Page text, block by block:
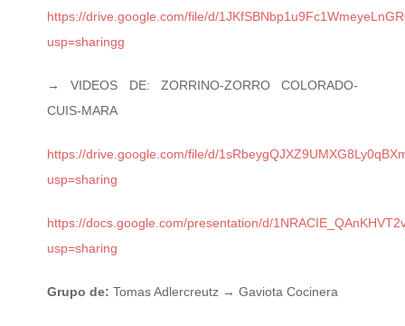
https://drive.google.com/file/d/
usp=sharingg
→ VIDEOS DE: ZORRINO-ZORRO COLORADO-
CUIS-MARA
https://drive.google.com/file/d/
usp=sharing
https://docs.google.com/presentation/d/
usp=sharing
Grupo de: Tomas Adlercreutz → Gaviota Cocinera